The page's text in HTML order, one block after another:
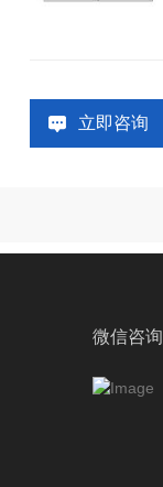
立即咨询
微信咨询